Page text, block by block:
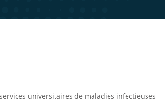
universitaires de maladies infectieuses